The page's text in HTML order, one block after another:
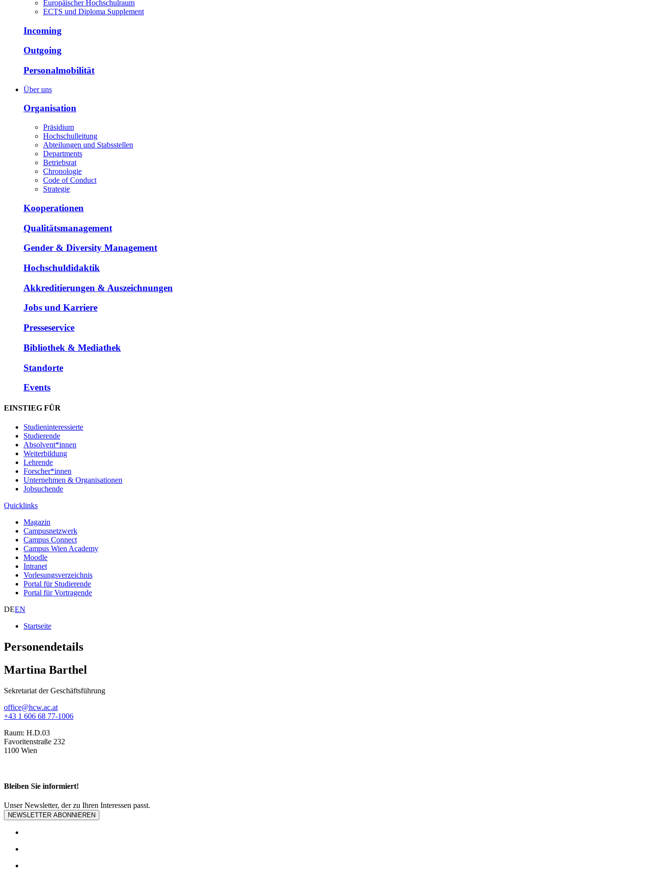
Europäischer Hochschulraum
ECTS und Diploma Supplement
Incoming
Outgoing
Personalmobilität
Über uns
Organisation
Präsidium
Hochschulleitung
Abteilungen und Stabsstellen
Departments
Betriebsrat
Chronologie
Code of Conduct
Strategie
Kooperationen
Qualitätsmanagement
Gender & Diversity Management
Hochschuldidaktik
Akkreditierungen & Auszeichnungen
Jobs und Karriere
Presseservice
Bibliothek & Mediathek
Standorte
Events
EINSTIEG FÜR
Studieninteressierte
Studierende
Absolvent*innen
Weiterbildung
Lehrende
Forscher*innen
Unternehmen & Organisationen
Jobsuchende
Quicklinks
Magazin
Campusnetzwerk
Campus Connect
Campus Wien Academy
Moodle
Intranet
Vorlesungsverzeichnis
Portal für Studierende
Portal für Vortragende
DEEN
Startseite
Personendetails
Martina Barthel
Sekretariat der Geschäftsführung
office@hcw.ac.at
+43 1 606 68 77-1006
Raum: H.D.03
Favoritenstraße 232
1100 Wien
Bleiben Sie informiert!
Unser Newsletter, der zu Ihren Interessen passt.
NEWSLETTER ABONNIEREN